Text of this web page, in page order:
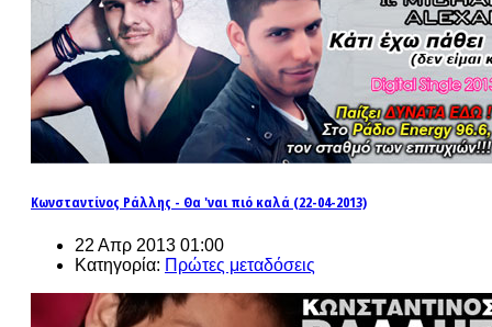
Κωνσταντίνος Ράλλης - Θα 'ναι πιό καλά (22-04-2013)
22 Απρ 2013 01:00
Κατηγορία: Πρώτες μεταδόσεις